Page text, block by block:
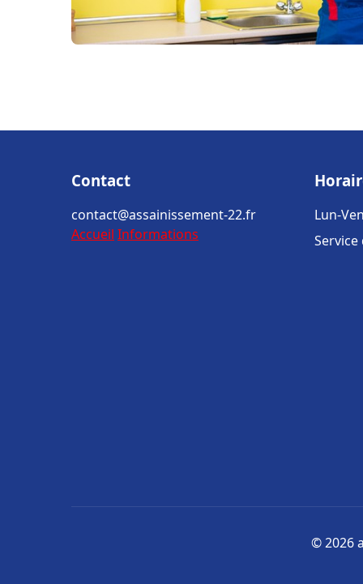
Contact
contact@assainissement-22.fr
Accueil Informations
Lun-
© 2026